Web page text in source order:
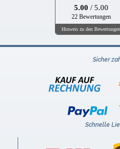
5.00 / 5.00
22 Bewertungen
Hinweis zu den Bewertungen
Sicher
Schnelle